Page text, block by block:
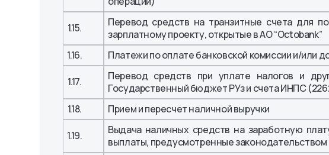
1.15.
Перевод средств на транзитные счета для
зарплатному проекту, открытые в АО “Octobank”
1.16. Платежи по оплате банковской комиссии и/или
1.17.
Перевод средств при уплате налогов и
Государственный бюджет РУз и счета ИНПС
1.18. Прием и пересчет наличной выручки
1.19.
Выдача наличных средств на заработную
выплаты, предусмотренные законодательством